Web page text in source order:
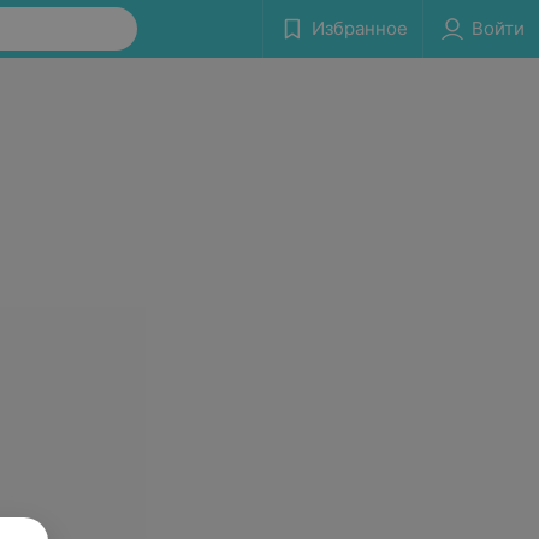
Избранное Войти